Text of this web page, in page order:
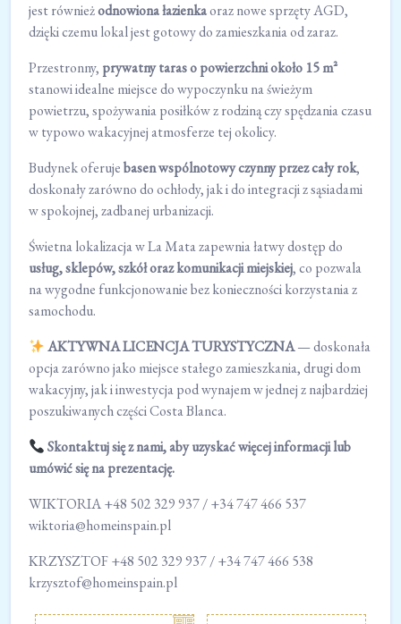
jest równieżodnowiona łazienkaoraz nowe sprzęty AGD,
dzięki czemu lokal jest gotowy do zamieszkania od zaraz.
Przestronny, prywatny taras o powierzchni około 15 m²
stanowi idealne miejsce do wypoczynku na świeżym
powietrzu, spożywania posiłków z rodziną czy spędzania czasu
w typowo wakacyjnej atmosferze tej okolicy.
Budynek oferujebasen wspólnotowy czynny przez cały rok,
doskonały zarówno do ochłody, jak i do integracji z sąsiadami
w spokojnej, zadbanej urbanizacji.
Świetna lokalizacja w La Mata zapewnia łatwy dostęp do
usług, sklepów, szkół oraz komunikacji miejskiej, co pozwala
na wygodne funkcjonowanie bez konieczności korzystania z
samochodu.
AKTYWNA LICENCJA TURYSTYCZNA— doskonała
opcja zarówno jako miejsce stałego zamieszkania, drugi dom
wakacyjny, jak i inwestycja pod wynajem w jednej z najbardziej
poszukiwanych części Costa Blanca.
Skontaktuj się z nami, aby uzyskać więcej informacji lub
umówić się na prezentację.
WIKTORIA +48 502 329 937 / +34 747 466 537
wiktoria@homeinspain.pl
KRZYSZTOF +48 502 329 937 / +34 747 466 538
krzysztof@homeinspain.pl